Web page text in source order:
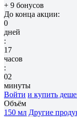
+ 9 бонусов
До конца акции:
0
дней
:
17
часов
:
02
минуты
Войти и купить
Объём
150 мл Другие